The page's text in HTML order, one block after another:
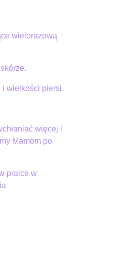
wielorazową
i wielkości piersi,
więcej i
Mamom po
pralce w